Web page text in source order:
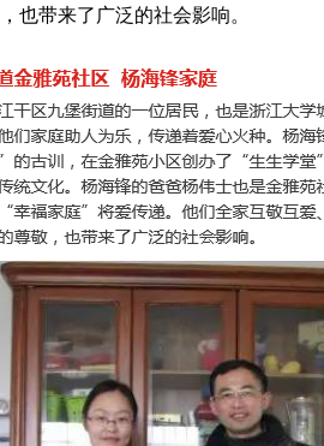
也带来了广泛的社会影响。